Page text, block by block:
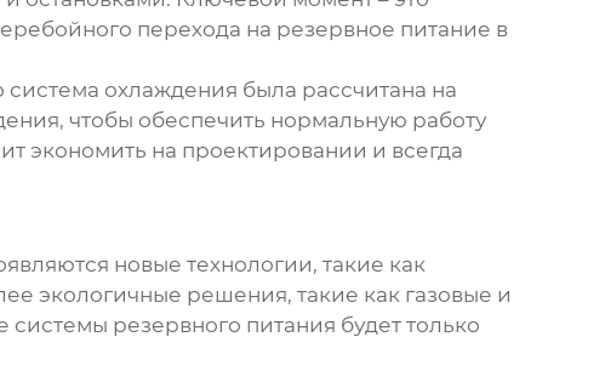
перехода на резервное питание в
охлаждения была рассчитана на
чтобы обеспечить нормальную работу
экономить на проектировании и всегда
новые технологии, такие как
экологичные решения, такие как газовые и
резервного питания будет только